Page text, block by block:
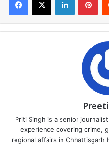
Priti Singh is a senior
experience covering crime,
regional affairs in